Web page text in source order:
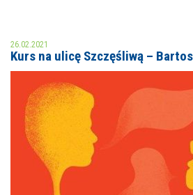
MOJE KONTO
AKTUALNOŚCI
NAJBLIŻSZE WYDARZENIA
WYDARZENIA BIEŻĄCE
WYDARZYŁO SIĘ
NASZA OFERTA
STREFA WIEDZY O REGIONIE
STREFA KOLORU
26.02.2021
Kurs na ulicę Szczęśliwą –